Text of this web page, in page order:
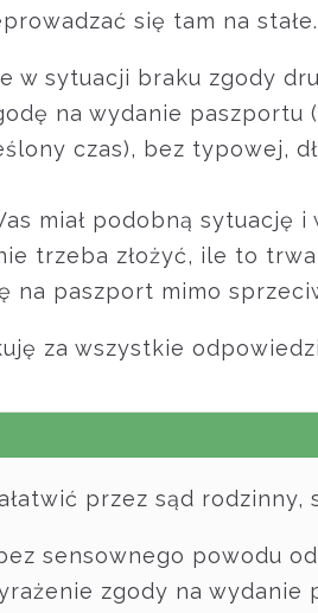
się tam na stałe.
w sytuacji braku zgody
na wydanie
czas), bez typowej,
miał podobną sytuację
trzeba złożyć, ile to
na paszport mimo
za wszystkie
przez sąd rodzinny,
sensownego powodu
zgody na wydanie